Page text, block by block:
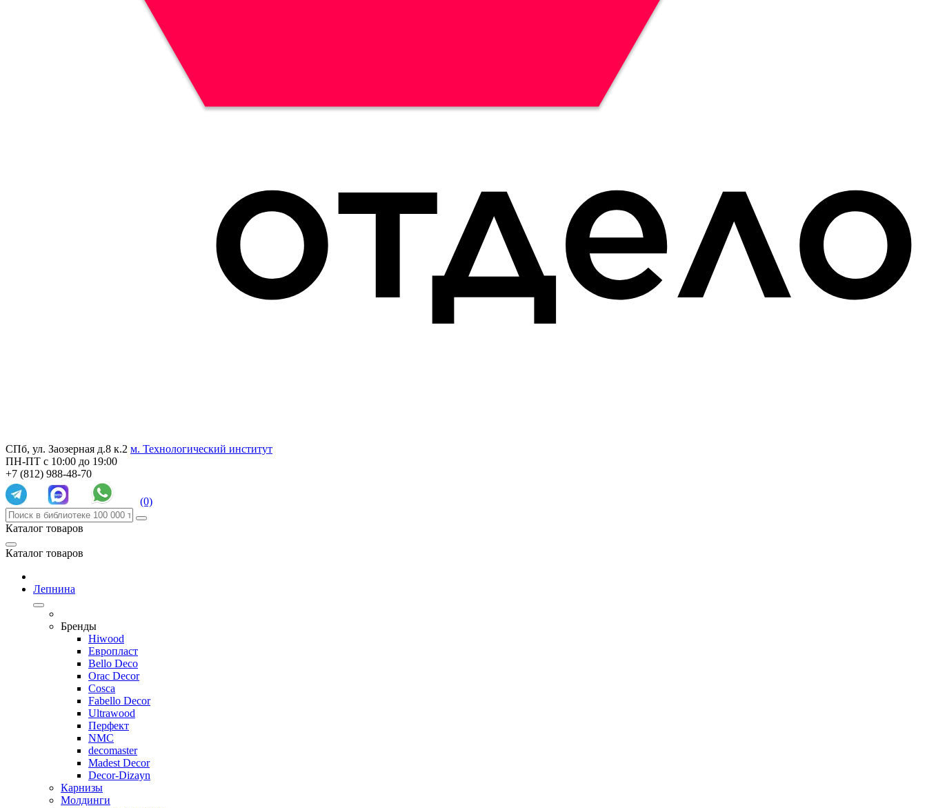
СПб, ул. Заозерная д.8 к.2 м. Технологический институт
ПН-ПТ с 10:00 до 19:00
+7 (812) 988-48-70
(0)
Каталог товаров
Каталог товаров
Лепнина
Бренды
Hiwood
Европласт
Bello Deco
Orac Decor
Cosca
Fabello Decor
Ultrawood
Перфект
NMC
decomaster
Madest Decor
Decor-Dizayn
Карнизы
Молдинги